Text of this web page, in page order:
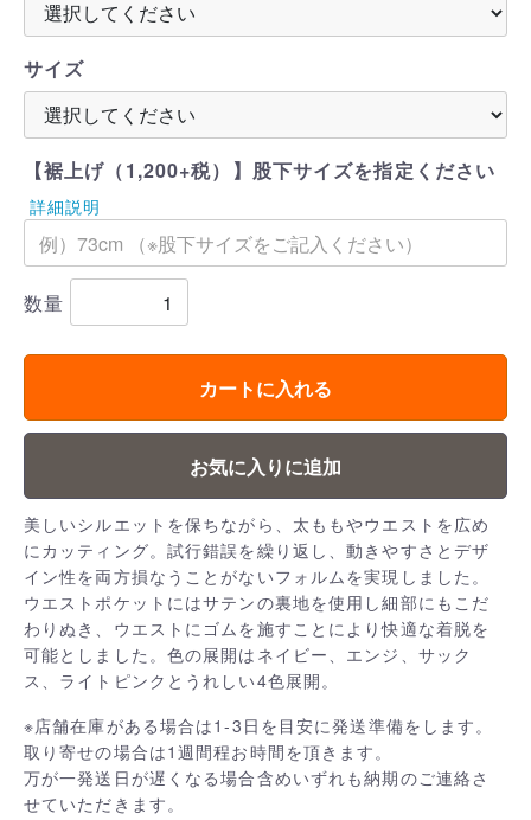
サイズ
【裾上げ（1,200+税）】股下サイズを指定ください
詳細説明
数量
カートに入れる
お気に入りに追加
美しいシルエットを保ちながら、太ももやウエストを広め
にカッティング。試行錯誤を繰り返し、動きやすさとデザ
イン性を両方損なうことがないフォルムを実現しました。
ウエストポケットにはサテンの裏地を使用し細部にもこだ
わりぬき、ウエストにゴムを施すことにより快適な着脱を
可能としました。色の展開はネイビー、エンジ、サック
ス、ライトピンクとうれしい4色展開。
※店舗在庫がある場合は1-3日を目安に発送準備をします。
取り寄せの場合は1週間程お時間を頂きます。
万が一発送日が遅くなる場合含めいずれも納期のご連絡さ
せていただきます。